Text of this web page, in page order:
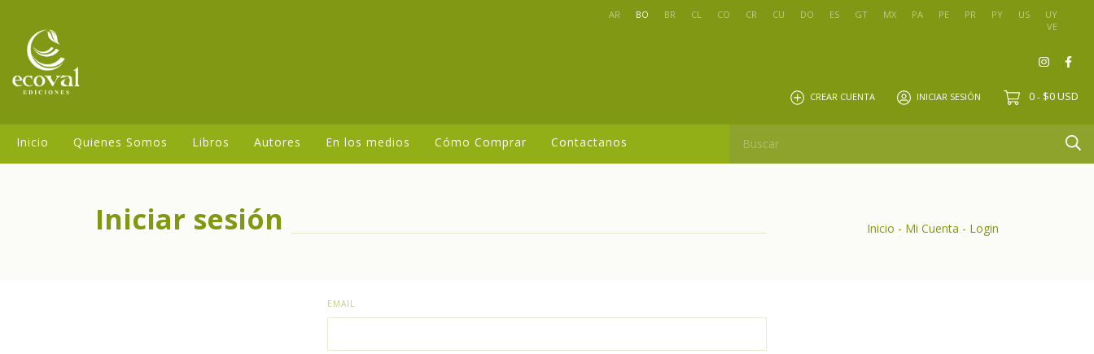
AR BO BR CL CO CR CU DO ES GT MX PA PE PR PY US
UY
VE
CREAR CUENTA INICIAR SESIÓN 0 - $0 USD
Inicio Quienes Somos Libros Autores En los medios Cómo Comprar Contactanos
Iniciar sesión Inicio - Mi Cuenta - Login
EMAIL